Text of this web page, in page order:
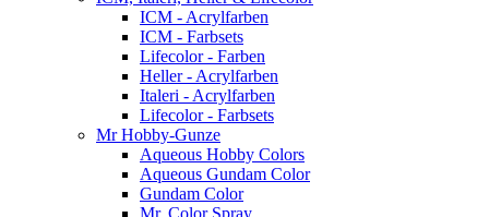
ICM - Acrylfarben
ICM - Farbsets
Lifecolor - Farben
Heller - Acrylfarben
Italeri - Acrylfarben
Lifecolor - Farbsets
Mr Hobby-Gunze
Aqueous Hobby Colors
Aqueous Gundam Color
Gundam Color
Mr. Color Spray